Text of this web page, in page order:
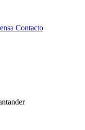
Contacto